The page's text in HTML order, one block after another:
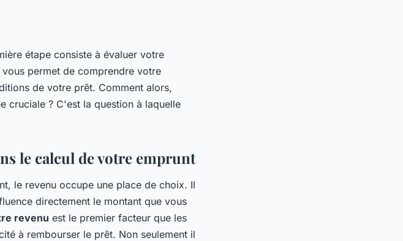
étape consiste à évaluer votre
permet de comprendre votre
de votre prêt. Comment alors,
cruciale ? C'est la question à laquelle
le calcul de votre emprunt
le revenu occupe une place de choix. Il
directement le montant que vous
revenu est le premier facteur que les
à rembourser le prêt. Non seulement il